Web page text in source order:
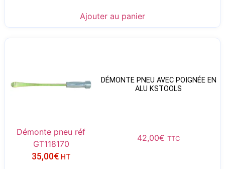
Ajouter au panier
DÉMONTE PNEU AVEC POIGNÉE EN
ALU KSTOOLS
Démonte pneu réf
GT118170
42,00€ TTC
35,00€ HT